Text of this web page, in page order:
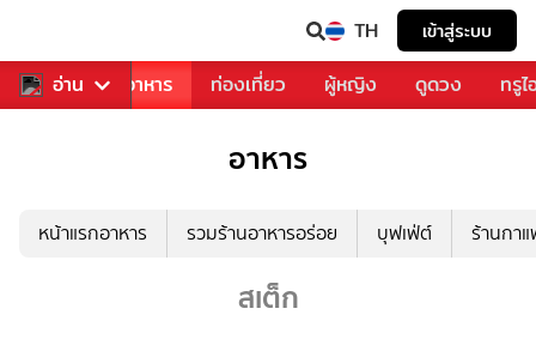
TH เข้าสู่ระบบ
อ่าน
การเพลง อาหาร ท่องเที่ยว ผู้หญิง ดูดวง ทรู
อาหาร
หน้าแรกอาหาร รวมร้านอาหารอร่อย บุฟเฟ่ต์ ร้านกา
สเต็ก